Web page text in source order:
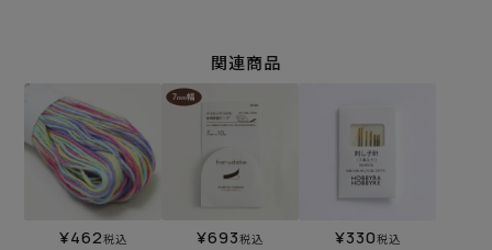
関連商品
¥462税込 ¥693税込 ¥330税込